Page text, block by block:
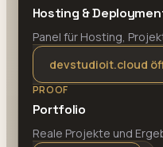
Hosting &
Panel für Hosting,
devstudioit.cloud
PROOF
Portfolio
Reale Projekte und